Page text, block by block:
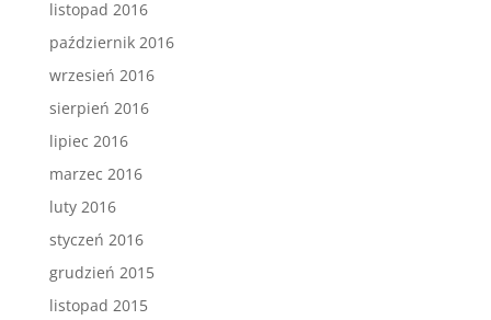
listopad 2016
październik 2016
wrzesień 2016
sierpień 2016
lipiec 2016
marzec 2016
luty 2016
styczeń 2016
grudzień 2015
listopad 2015